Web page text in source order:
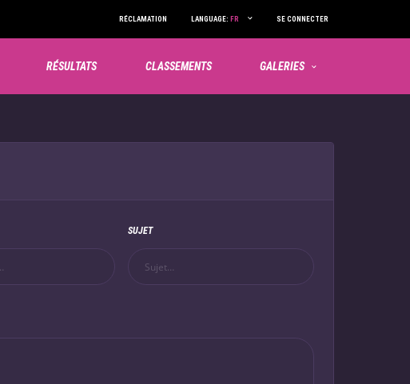
RÉCLAMATION LANGUAGE: FR SE CONNECTER
RÉSULTATS CLASSEMENTS GALERIES
SUJET